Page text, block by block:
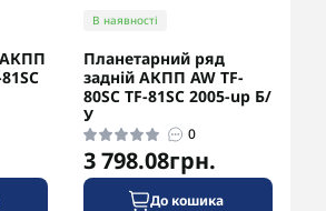
АКПП
В наявності
Планетарний ряд
задній АКПП AW TF-
80SC TF-81SC 2005-up Б/
У
0
3 798.08грн.
До кошика